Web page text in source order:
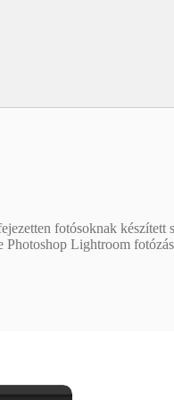
fotósoknak készített
Lightroom